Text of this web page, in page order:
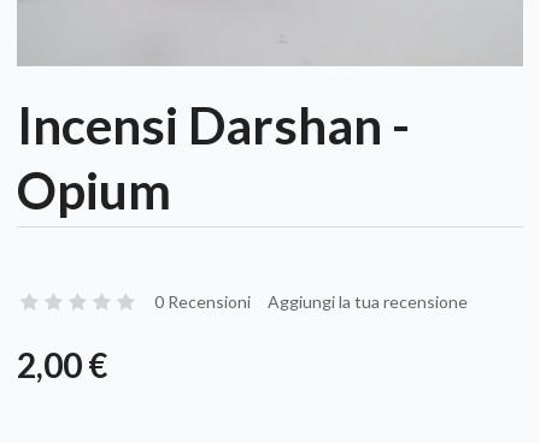
Incensi Darshan -
Opium
0 Recensioni Aggiungi la tua recensione
2,00 €